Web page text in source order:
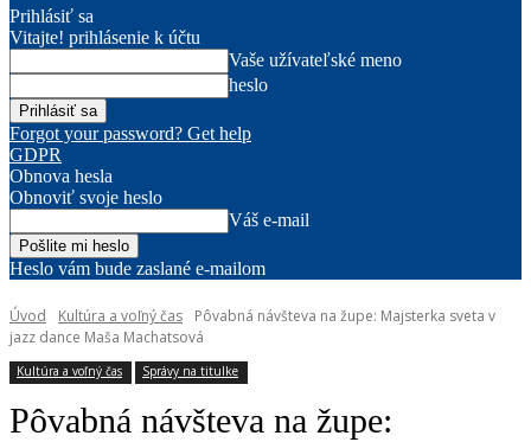
Prihlásiť sa
Vitajte! prihlásenie k účtu
Vaše užívateľské meno
heslo
Forgot your password? Get help
GDPR
Obnova hesla
Obnoviť svoje heslo
Váš e-mail
Heslo vám bude zaslané e-mailom
Úvod Kultúra a voľný čas
Pôvabná návšteva na župe: Majsterka sveta v
jazz dance Maša Machatsová
Kultúra a voľný čas Správy na titulke
Pôvabná návšteva na župe: